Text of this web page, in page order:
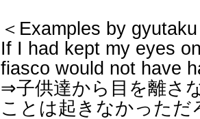
＜Examples by
If I had kept my eyes
fiasco would not have
⇒子供達から目を離さ
ことは起きなかっただ